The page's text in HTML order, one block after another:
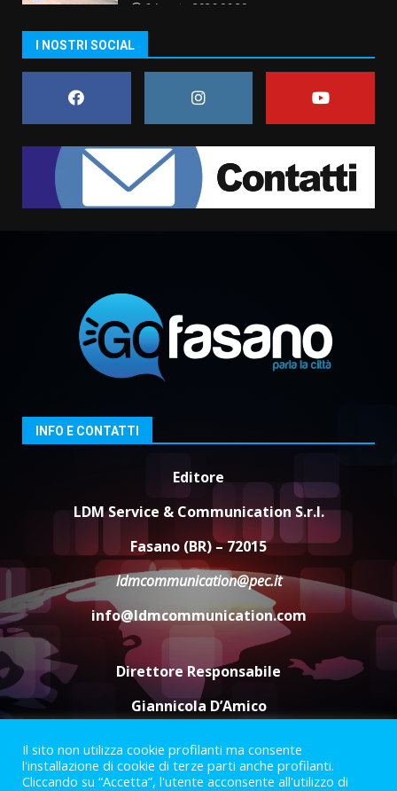
6 Agosto 2026 06:20
assoluta de “L’Albergo
Belvedere. Il rapimento”
6 Agosto 2026 06:15
1
Rivoluzione”: nuovo
appuntamento con “Fasano in
Banda”
campionato di calcio”
7 Agosto 2026 06:00
3
Fasanese ferito a colpi di arma
6 Agosto 2026 18:13
Carta d’identità: continua il piano
di aperture straordinarie del
Comune di Fasano
6 Agosto 2026 14:16
Grazia Neglia, coordinatrice
cittadina di Fratelli d’Italia,
pronta a tornare in Consiglio
comunale
6 Agosto 2026 08:00
I NOSTRI SOCIAL
INFO E CONTATTI
Editore
LDM Service & Communication S.r.l.
Fasano (BR) – 72015
ldmcommunication@pec.it
info@ldmcommunication.com
Direttore Responsabile
Giannicola D’Amico
Termini e Condizioni
Privacy Policy
Informazioni Legali
Il sito non utilizza cookie profilanti ma consente
l'installazione di cookie di terze parti anche profilanti.
Cliccando su “Accetta”, l'utente acconsente all'utilizzo di